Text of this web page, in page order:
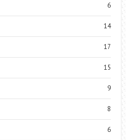
6
14
17
15
9
8
6